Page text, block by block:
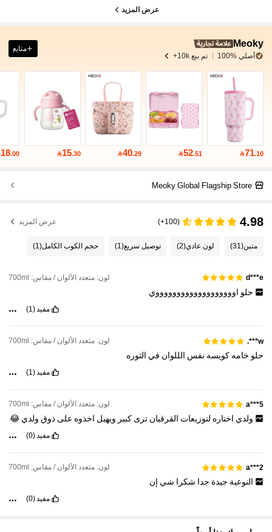
عرض المزيد
Meoky
أصلي %100 تم بيع 10k+
متابع
71.10
52.51
40.29
15.30
18.00
Meoky Global Flagship Store
4.98
(100+) عرض المزيد
متين(31) لون عادي(2) توصيل سريع(1) حجم الكوب الكامل(1)
d***e لون: متعدد الألوان / مقاس: 700ml
حلو اوووووووووووووووووووي
مفيد(1)
w***. لون: متعدد الألوان / مقاس: 700ml
حلو خامهكويسه نفس الللوان في الثوره
مفيد(1)
a***5 لون: متعدد الألوان / مقاس: 700ml
ولدي اختاره لتوزيعات القرقيان ترى كبير ويهبل اخذوه على ذوق ولدي 😂
مفيد(0)
a***2 لون: متعدد الألوان / مقاس: 700ml
النوعية جيدة جدا شكرا شي إن
مفيد(0)